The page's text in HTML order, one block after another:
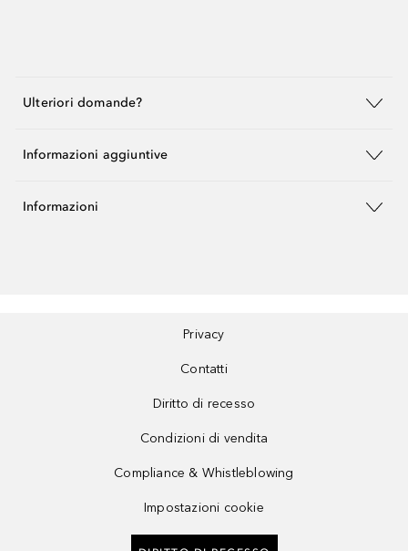
Ulteriori domande?
Informazioni aggiuntive
Informazioni
Privacy
Contatti
Diritto di recesso
Condizioni di vendita
Compliance & Whistleblowing
Impostazioni cookie